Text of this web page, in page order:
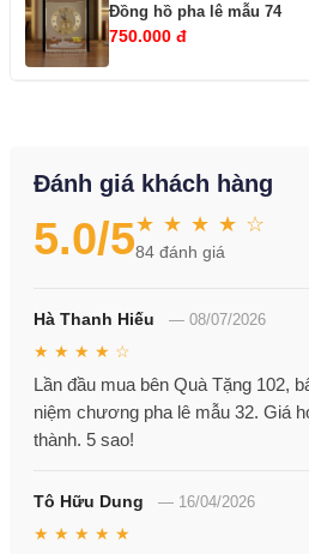
Đồng hồ pha lê mẫu 74
750.000 đ
Đánh giá khách hàng
5.0/5★ ★ ★ ★ ☆
84 đánh giá
Hà Thanh Hiếu — 08/07/2026
★ ★ ★ ★ ☆
Lần đầu mua bên Quà Tặng 102,
niệm chương pha lê mẫu 32. Giá
thành. 5 sao!
Tô Hữu Dung — 16/04/2026
★ ★ ★ ★ ★